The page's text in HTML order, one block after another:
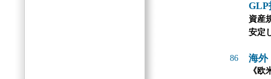
GLP
資産
安定
86 海外
《欧